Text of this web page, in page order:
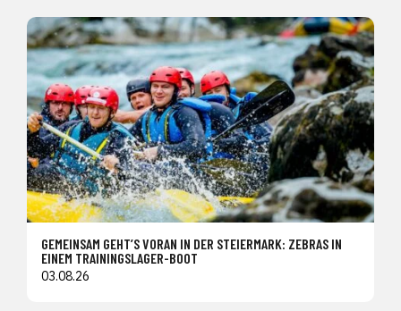
GEMEINSAM GEHT’S VORAN IN DER STEIERMARK: ZEBRAS IN
EINEM TRAININGSLAGER-BOOT
03.08.26